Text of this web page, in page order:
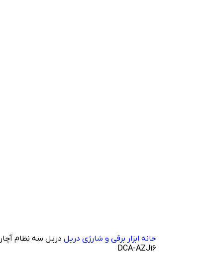
خانه ابزار برقی و شارژی دریل
DCA-AZJ16